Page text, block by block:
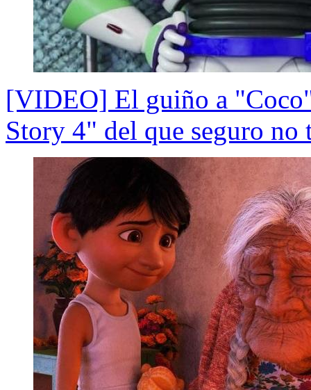
[VIDEO] El guiño a
Story 4" del que seguro no